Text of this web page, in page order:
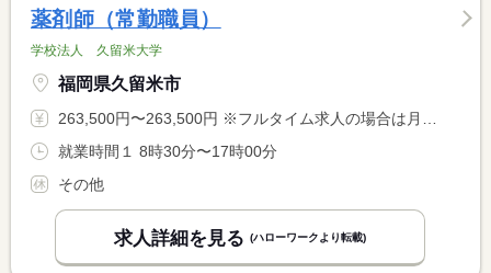
薬剤師（常勤職員）
学校法人 久留米大学
福岡県久留米市
263,500円〜263,500円 ※フルタイム求人の場合は月額（換算額）、パート求人の場合は時間額を表示しています。
就業時間１ 8時30分〜17時00分
その他
求人詳細を見る (ハローワークより転載)